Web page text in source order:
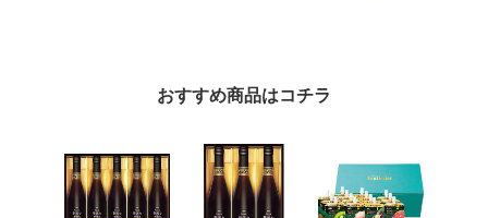
おすすめ商品はコチラ